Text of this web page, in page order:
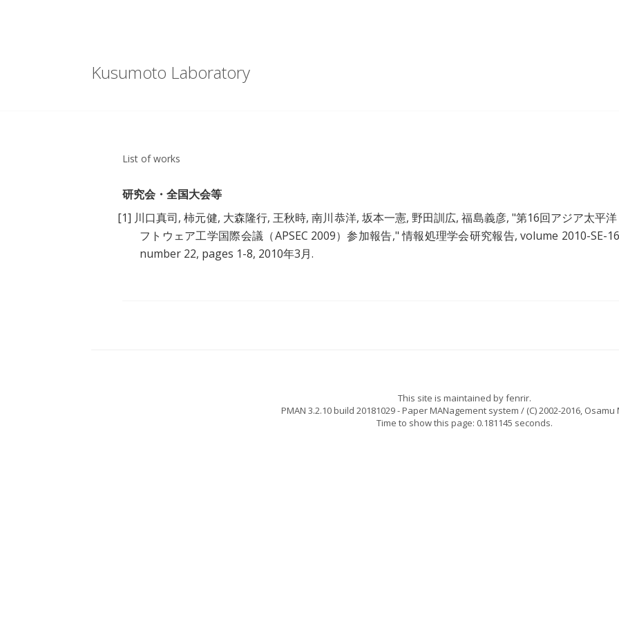
Kusumoto Laboratory
List of works
研究会・全国大会等
[1] 川口真司, 柿元健, 大森隆行, 王秋時, 南川恭洋, 坂本一憲, 野田訓広, 福島義彦, "第16回アジア太平
フトウェア工学国際会議（APSEC 2009）参加報告," 情報処理学会研究報告, volume 2010-SE-
number 22, pages 1-8, 2010年3月.
This site is maintained byfenrir.
PMAN 3.2.10 build 20181029- Paper MANagement system / (C) 2002-2016, Osamu
Time to show this page: 0.181145 seconds.